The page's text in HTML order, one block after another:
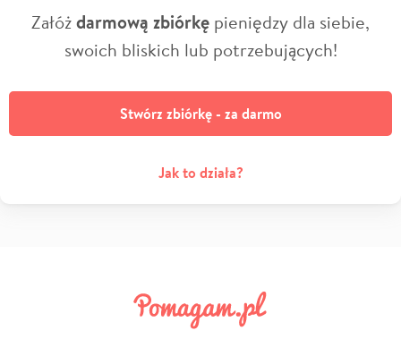
Załóżdarmową zbiórkę pieniędzy dla siebie,
swoich bliskich lub potrzebujących!
Stwórz zbiórkę - za darmo
Jak to działa?